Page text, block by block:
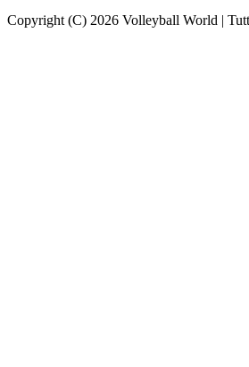
Copyright (C) 2026 Volleyball World |